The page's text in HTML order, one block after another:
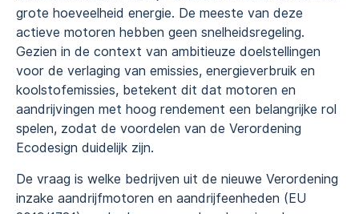
grote hoeveelheid energie. De meeste van deze
actieve motoren hebben geen snelheidsregeling.
Gezien in de context van ambitieuze doelstellingen
voor de verlaging van emissies, energieverbruik en
koolstofemissies, betekent dit dat motoren en
aandrijvingen met hoog rendement een belangrijke rol
spelen, zodat de voordelen van de Verordening
Ecodesign duidelijk zijn.
De vraag is welke bedrijven uit de nieuwe Verordening
inzake aandrijfmotoren en aandrijfeenheden (EU